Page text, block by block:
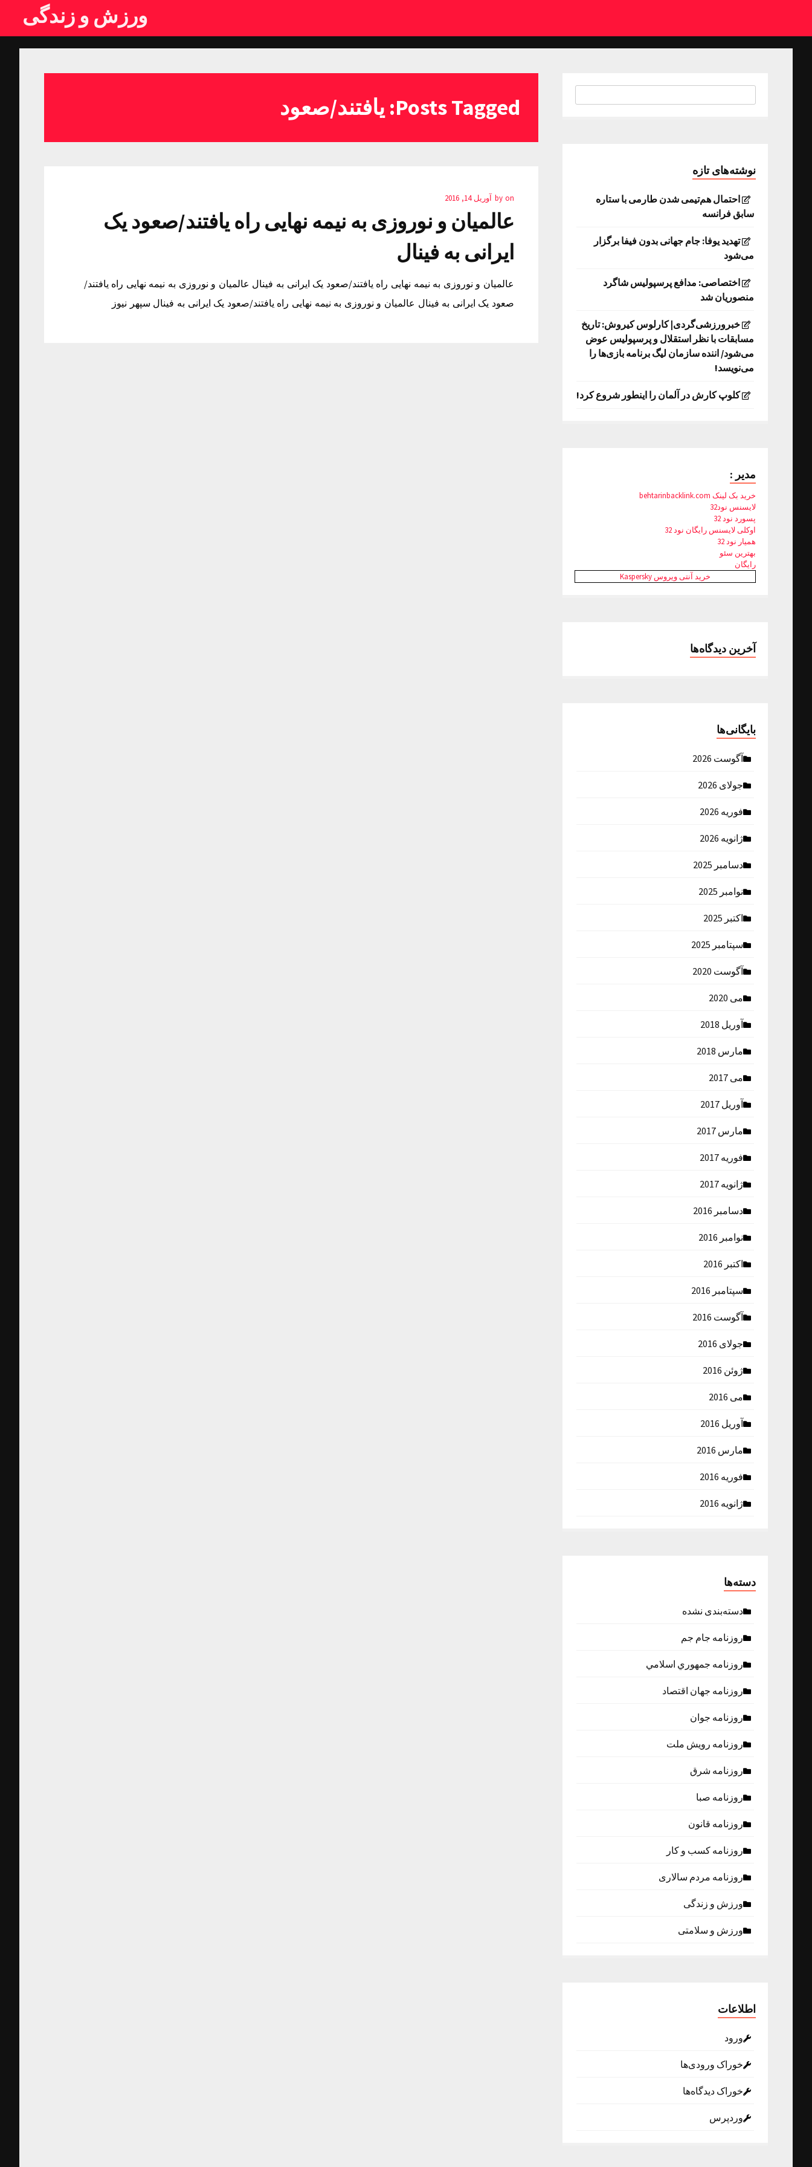
ورزش و زندگی
Posts Tagged: یافتند/صعود
by on آوریل 14, 2016
عالمیان و نوروزی به نیمه نهایی راه یافتند/صعود یک
ایرانی به فینال
عالمیان و نوروزی به نیمه نهایی راه یافتند/صعود یک ایرانی به فینال عالمیان و نوروزی به نیمه نهایی راه یافتند/
صعود یک ایرانی به فینال عالمیان و نوروزی به نیمه نهایی راه یافتند/صعود یک ایرانی به فینال سپهر نیوز
نوشته‌های تازه
احتمال هم‌تیمی شدن طارمی با ستاره
سابق فرانسه
تهدید یوفا: جام جهانی بدون فیفا برگزار
می‌شود
اختصاصی: مدافع پرسپولیس شاگرد
منصوریان شد
خبرورزشی‌گردی| کارلوس کیروش: تاریخ
مسابقات با نظر استقلال و پرسپولیس عوض
می‌شود/ اننده سازمان لیگ برنامه بازی‌ها را
می‌نویسد!
کلوپ کارش در آلمان را اینطور شروع کرد!
مدیر :
خرید بک لینک behtarinbacklink.com
لایسنس نود32
پسورد نود 32
اوکلی لایسنس رایگان نود 32
همیار نود 32
بهترین سئو
رایگان
خرید آنتی ویروس Kaspersky
آخرین دیدگاه‌ها
بایگانی‌ها
آگوست 2026
جولای 2026
فوریه 2026
ژانویه 2026
دسامبر 2025
نوامبر 2025
اکتبر 2025
سپتامبر 2025
آگوست 2020
می 2020
آوریل 2018
مارس 2018
می 2017
آوریل 2017
مارس 2017
فوریه 2017
ژانویه 2017
دسامبر 2016
نوامبر 2016
اکتبر 2016
سپتامبر 2016
آگوست 2016
جولای 2016
ژوئن 2016
می 2016
آوریل 2016
مارس 2016
فوریه 2016
ژانویه 2016
دسته‌ها
دسته‌بندی نشده
روزنامه جام جم
روزنامه جمهوري اسلامي
روزنامه جهان اقتصاد
روزنامه جوان
روزنامه رویش ملت
روزنامه شرق
روزنامه صبا
روزنامه قانون
روزنامه كسب و كار
روزنامه مردم سالاری
ورزش و زندگی
ورزش و سلامتی
اطلاعات
ورود
خوراک ورودی‌ها
خوراک دیدگاه‌ها
وردپرس